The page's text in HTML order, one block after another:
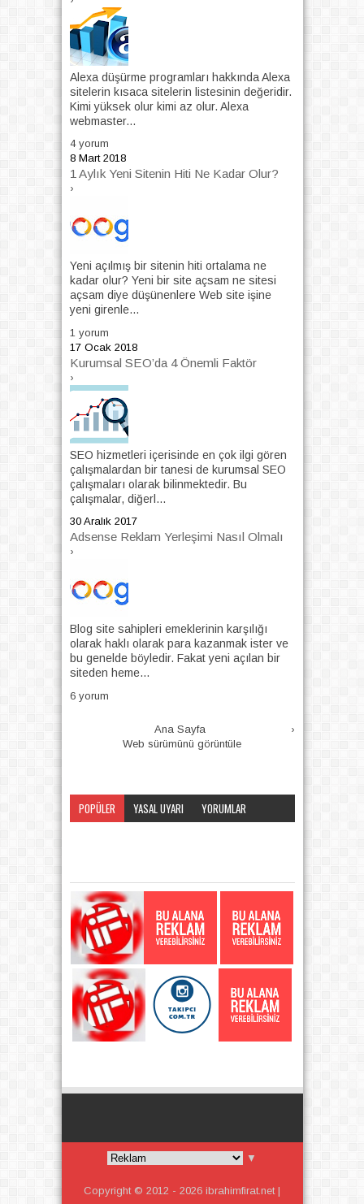
Alexa düşürme programları hakkında Alexa
sitelerin kısaca sitelerin listesinin değeridir.
Kimi yüksek olur kimi az olur. Alexa
webmaster...
4 yorum
8 Mart 2018
1 Aylık Yeni Sitenin Hiti Ne Kadar Olur?
›
Yeni açılmış bir sitenin hiti ortalama ne
kadar olur? Yeni bir site açsam ne sitesi
açsam diye düşünenlere Web site işine
yeni girenle...
1 yorum
17 Ocak 2018
Kurumsal SEO’da 4 Önemli Faktör
›
SEO hizmetleri içerisinde en çok ilgi gören
çalışmalardan bir tanesi de kurumsal SEO
çalışmaları olarak bilinmektedir. Bu
çalışmalar, diğerl...
30 Aralık 2017
Adsense Reklam Yerleşimi Nasıl Olmalı
›
Blog site sahipleri emeklerinin karşılığı
olarak haklı olarak para kazanmak ister ve
bu genelde böyledir. Fakat yeni açılan bir
siteden heme...
6 yorum
›
Ana Sayfa
Web sürümünü görüntüle
POPÜLER YASAL UYARI
YORUMLAR
▼
Copyright © 2012 - 2026 ibrahimfirat.net |